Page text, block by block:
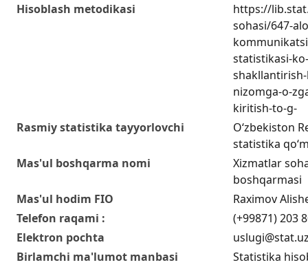
Hisoblash metodikasi
https://
sohasi/647-
statistikasi-
nizomga-o-
kiritish-to-g-
Rasmiy statistika tayyorlovchi
O‘zbekiston
statistika
Mas'ul boshqarma nomi
Xizmatlar
boshqarmasi
Mas'ul hodim FIO
Raximov
Telefon raqami :
(+99871) 203
Elektron pochta
Birlamchi ma'lumot manbasi
Statistika